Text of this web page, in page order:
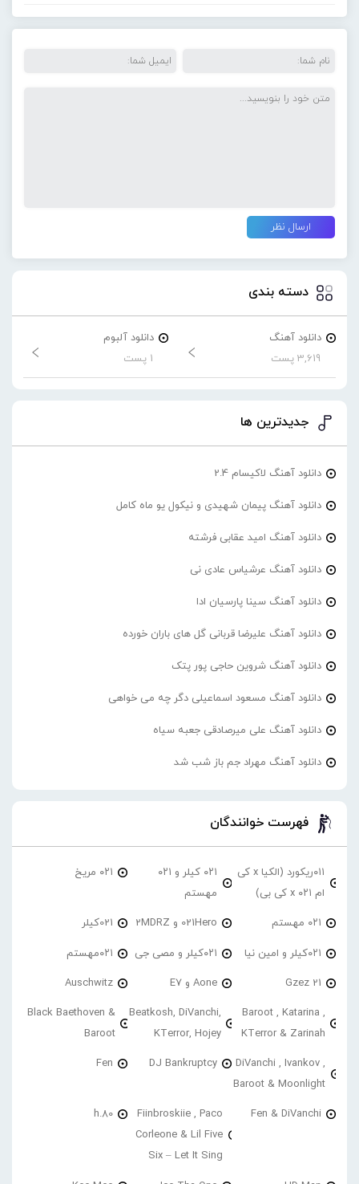
دسته بندی
دانلود آهنگ
3,619 پست
دانلود آلبوم
1 پست
جدیدترین ها
دانلود آهنگ لاکیسام 2.4
دانلود آهنگ پیمان شهیدی و نیکول یو ماه کامل
دانلود آهنگ امید عقابی فرشته
دانلود آهنگ عرشیاس عادی نی
دانلود آهنگ سینا پارسیان ادا
دانلود آهنگ علیرضا قربانی گل های باران خورده
دانلود آهنگ شروین حاجی پور پتک
دانلود آهنگ مسعود اسماعیلی دگر چه می خواهی
دانلود آهنگ علی میرصادقی جعبه سیاه
دانلود آهنگ مهراد جم باز شب شد
فهرست خوانندگان
۰۱۱ریکورد (الکیا x کی
ام ۰۲۱ x کی بی)
۰۲۱ کیلر و ۰۲۱
مهستم
۰۲۱ مریخ
۰۲۱ مهستم 021Hero و 2MDRZ 021کیلر
۰۲۱کیلر و امین نیا ۰۲۱کیلر و مصی جی ۰۲۱مهستم
21 Gzez Aone و E7 Auschwitz
Baroot , Katarina ,
KTerror & Zarinah
Beatkosh, DiVanchi,
KTerror, Hojey
Black Baethoven &
Baroot
DiVanchi , Ivankov ,
Baroot & Moonlight
DJ Bankruptcy
Fen
Fen & DiVanchi
Fiinbroskiie , Paco
Corleone & Lil Five
Six – Let It Sing
h.80